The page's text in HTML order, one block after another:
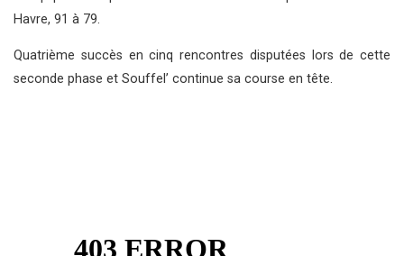
Havre, 91 à 79.
Quatrième succès en cinq rencontres disputées lors de cette
seconde phase et Souffel’ continue sa course en tête.